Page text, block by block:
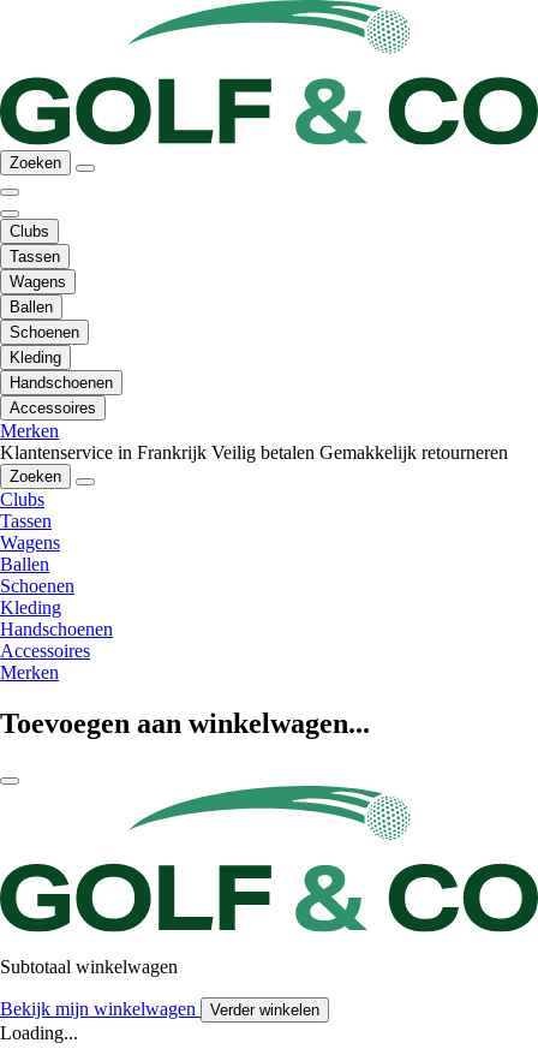
Zoeken
Clubs
Tassen
Wagens
Ballen
Schoenen
Kleding
Handschoenen
Accessoires
Merken
Klantenservice in Frankrijk Veilig betalen Gemakkelijk retourneren
Zoeken
Clubs
Tassen
Wagens
Ballen
Schoenen
Kleding
Handschoenen
Accessoires
Merken
Toevoegen aan winkelwagen...
Subtotaal winkelwagen
Bekijk mijn winkelwagen Verder winkelen
Loading...